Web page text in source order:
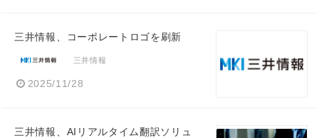
三井情報、コーポレートロゴを刷新
三井情報
2025/11/28
三井情報、AIリアルタイム翻訳ソリュ